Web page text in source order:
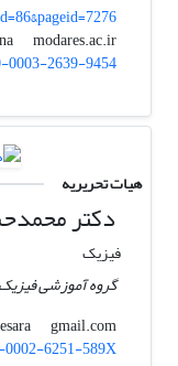
iranmana
modares.ac.ir
0003-2639-9454
هیات تحریریه
دکتر
فیزیک
گروه آموزشی فیزیک
majlesara
gmail.com
6251-589X